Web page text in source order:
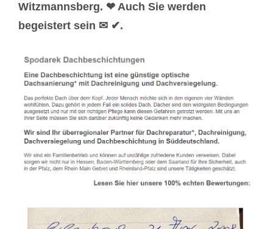
Witzmannsberg. ❤ Auch Sie werden
begeistert sein ✉ ✔.